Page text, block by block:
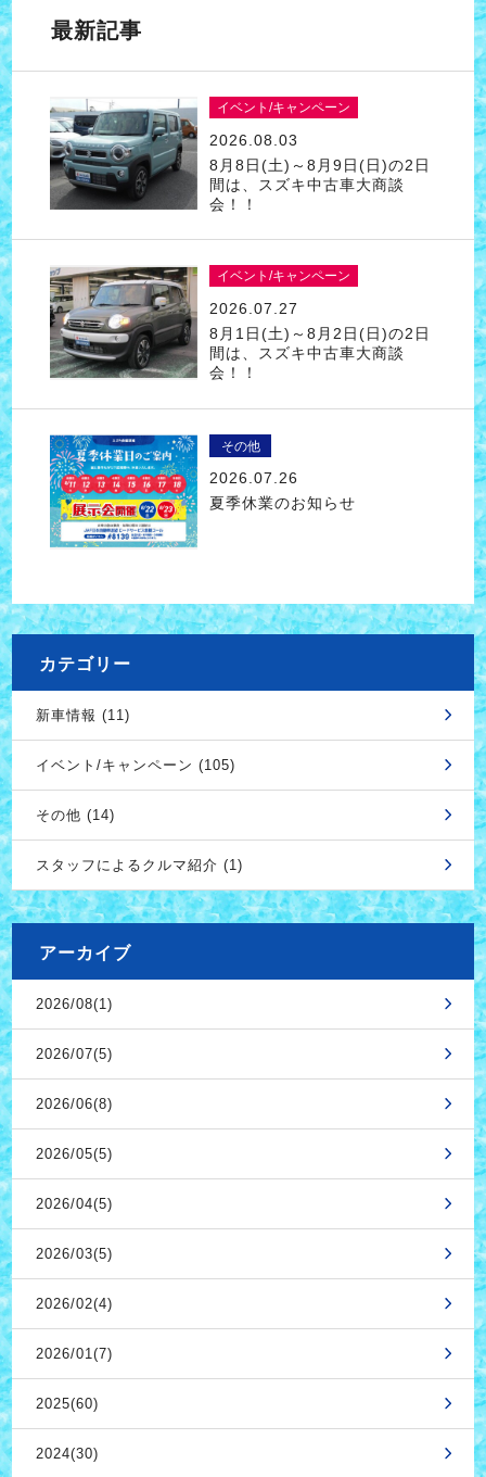
最新記事
イベント/キャンペーン
2026.08.03
8月8日(土)～8月9日(日)の2日
間は、スズキ中古車大商談
会！！
イベント/キャンペーン
2026.07.27
8月1日(土)～8月2日(日)の2日
間は、スズキ中古車大商談
会！！
その他
2026.07.26
夏季休業のお知らせ
カテゴリー
新車情報 (11)
イベント/キャンペーン (105)
その他 (14)
スタッフによるクルマ紹介 (1)
アーカイブ
2026/08(1)
2026/07(5)
2026/06(8)
2026/05(5)
2026/04(5)
2026/03(5)
2026/02(4)
2026/01(7)
2025(60)
2024(30)